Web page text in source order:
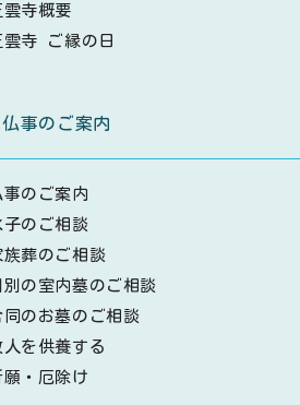
雲寺概要
雲寺 ご縁の日
仏事のご案内
事のご案内
子のご相談
族葬のご相談
別の室内墓のご相談
同のお墓のご相談
人を供養する
願・厄除け